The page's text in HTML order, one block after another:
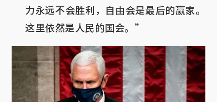
力永远不会胜利，自由会是最后的赢家。
这里依然是人民的国会。”